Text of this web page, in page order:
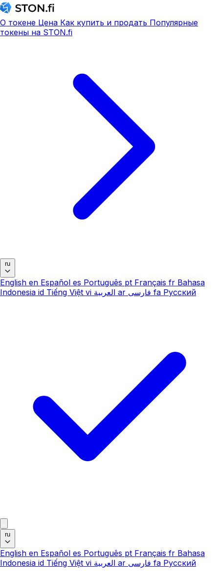
О токене Цена Как купить и продать Популярные
токены на STON.fi
ru
English en Español es Português pt Français fr Bahasa
Indonesia id Tiếng Việt vi العربية ar فارسی fa Русский
ru
English en Español es Português pt Français fr Bahasa
Indonesia id Tiếng Việt vi العربية ar فارسی fa Русский